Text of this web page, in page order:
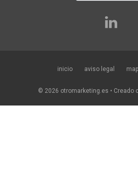
inicio aviso legal
© 2026 otromarketing.es • Creado